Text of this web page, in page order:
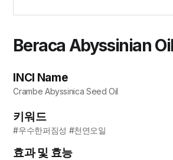
Beraca Abyssinian
INCI Name
Crambe Abyssinica Seed Oil
키워드
#우수한퍼짐성 #천연오일
효과 및 효능